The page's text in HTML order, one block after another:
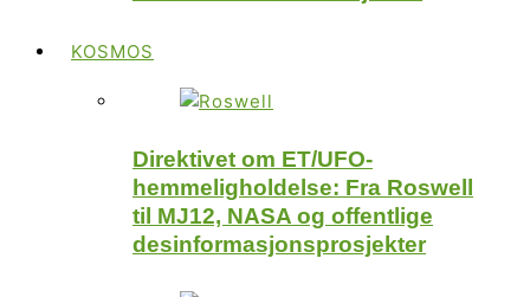
KOSMOS
Direktivet om ET/UFO-
hemmeligholdelse: Fra Roswell
til MJ12, NASA og offentlige
desinformasjonsprosjekter